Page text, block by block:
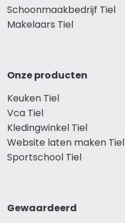
Schoonmaakbedrijf Tiel
Makelaars Tiel
Onze producten
Keuken Tiel
Vca Tiel
Kledingwinkel Tiel
Website laten maken Tiel
Sportschool Tiel
Gewaardeerd